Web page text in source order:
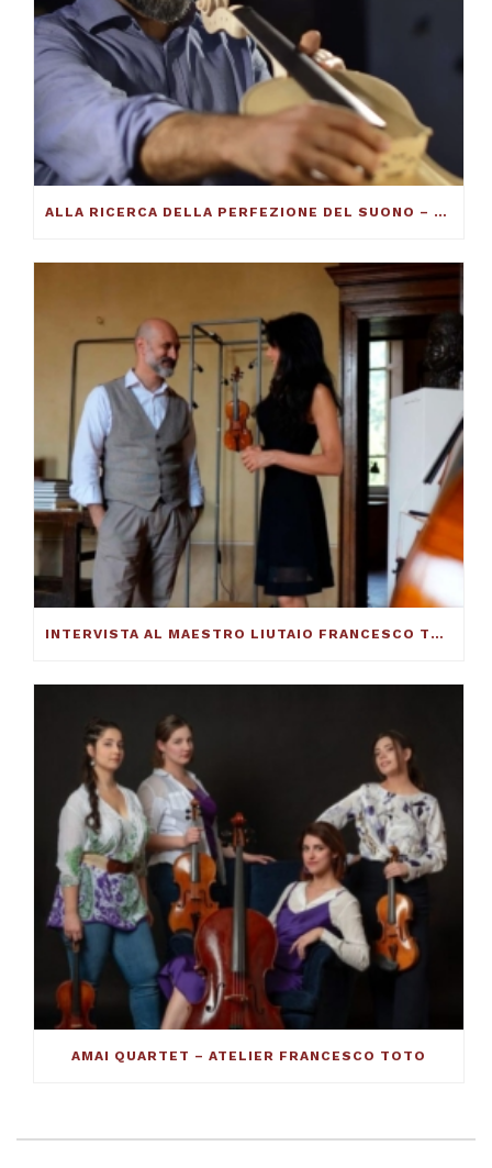
ALLA RICERCA DELLA PERFEZIONE DEL SUONO – FRANCESCO TOTO VIOLINMAKER – ARTICOLO SU THE DUCKER MAGAZINE
INTERVISTA AL MAESTRO LIUTAIO FRANCESCO TOTO: ECCO COME SI COSTRUISCE UN VIOLINO ECCELLENTE
AMAI QUARTET – ATELIER FRANCESCO TOTO